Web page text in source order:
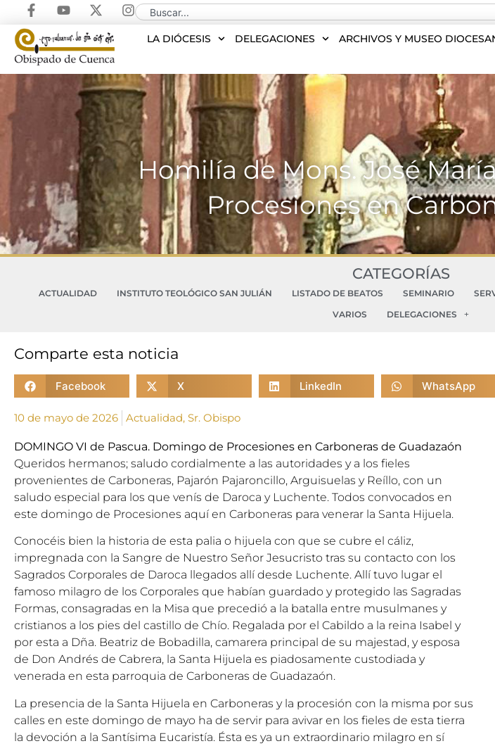
LA DIÓCESIS DELEGACIONES ARCHIVOS Y MUSEO
Homilía de Mons. José
Procesiones en
CATEGORÍAS
ACTUALIDAD INSTITUTO TEOLÓGICO SAN JULIÁN LISTADO DE BEATOS SEMINARIO
VARIOS
DELEGACIONES
Comparte esta noticia
Facebook X LinkedIn WhatsApp
10 de mayo de 2026 Actualidad, Sr. Obispo
DOMINGO VI de Pascua. Domingo de Procesiones en Carboneras de Guadazaón
Queridos hermanos; saludo cordialmente a las autoridades y a los fieles
provenientes de Carboneras, Pajarón Pajaroncillo, Arguisuelas y Reíllo, con un
saludo especial para los que venís de Daroca y Luchente. Todos convocados en
este domingo de Procesiones aquí en Carboneras para venerar la Santa Hijuela.
Conocéis bien la historia de esta palia o hijuela con que se cubre el cáliz,
impregnada con la Sangre de Nuestro Señor Jesucristo tras su contacto con los
Sagrados Corporales de Daroca llegados allí desde Luchente. Allí tuvo lugar el
famoso milagro de los Corporales que habían guardado y protegido las Sagradas
Formas, consagradas en la Misa que precedió a la batalla entre musulmanes y
cristianos a los pies del castillo de Chío. Regalada por el Cabildo a la reina Isabel y
por esta a Dña. Beatriz de Bobadilla, camarera principal de su majestad, y esposa
de Don Andrés de Cabrera, la Santa Hijuela es piadosamente custodiada y
venerada en esta parroquia de Carboneras de Guadazaón.
La presencia de la Santa Hijuela en Carboneras y la procesión con la misma por sus
calles en este domingo de mayo ha de servir para avivar en los fieles de esta tierra
la devoción a la Santísima Eucaristía. Ésta es ya un extraordinario milagro en sí